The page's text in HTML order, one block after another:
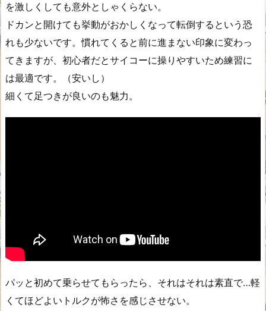
を激しくしても意外としゃくらない。
ドカンと開けても挙動がおかしくなって転倒するという恐
れも少ないです。慣れてくると前に進まない印象に変わっ
てきますが、初心者だとサイコーに操りやすいため練習に
は最適です。（安いし）
細くて足つきが良いのも魅力。
パッと初めて乗らせてもらったら、それはそれは素直で…軽
くてほどよいトルクが怖さを感じさせない。